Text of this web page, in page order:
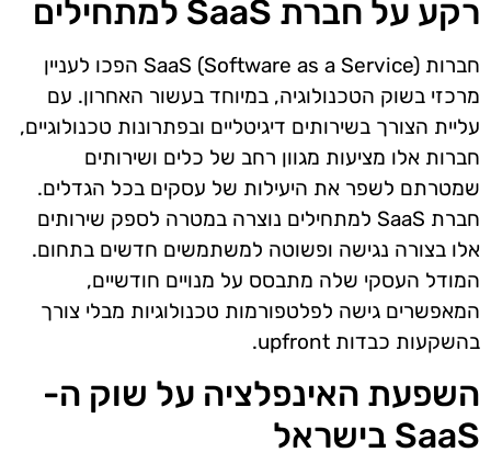
רקע על חברת SaaS למתחילים
חברות SaaS (Software as a Service) הפכו לעניין
מרכזי בשוק הטכנולוגיה, במיוחד בעשור האחרון. עם
עליית הצורך בשירותים דיגיטליים ובפתרונות טכנולוגיים,
חברות אלו מציעות מגוון רחב של כלים ושירותים
שמטרתם לשפר את היעילות של עסקים בכל הגדלים.
חברת SaaS למתחילים נוצרה במטרה לספק שירותים
אלו בצורה נגישה ופשוטה למשתמשים חדשים בתחום.
המודל העסקי שלה מתבסס על מנויים חודשיים,
המאפשרים גישה לפלטפורמות טכנולוגיות מבלי צורך
בהשקעות כבדות upfront.
השפעת האינפלציה על שוק ה-
SaaS בישראל